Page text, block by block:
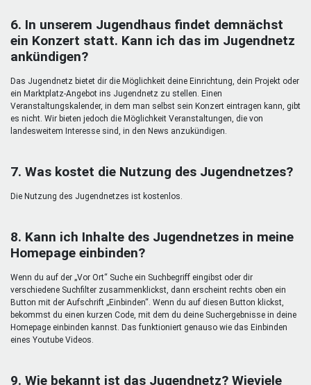
6. In unserem Jugendhaus findet demnächst
ein Konzert statt. Kann ich das im Jugendnetz
ankündigen?
Das Jugendnetz bietet dir die Möglichkeit deine Einrichtung, dein Projekt oder
ein Marktplatz-Angebot ins Jugendnetz zu stellen. Einen
Veranstaltungskalender, in dem man selbst sein Konzert eintragen kann, gibt
es nicht. Wir bieten jedoch die Möglichkeit Veranstaltungen, die von
landesweitem Interesse sind, in den News anzukündigen.
7. Was kostet die Nutzung des Jugendnetzes?
Die Nutzung des Jugendnetzes ist kostenlos.
8. Kann ich Inhalte des Jugendnetzes in meine
Homepage einbinden?
Wenn du auf der „Vor Ort“ Suche ein Suchbegriff eingibst oder dir
verschiedene Suchfilter zusammenklickst, dann erscheint rechts oben ein
Button mit der Aufschrift „Einbinden“. Wenn du auf diesen Button klickst,
bekommst du einen kurzen Code, mit dem du deine Suchergebnisse in deine
Homepage einbinden kannst. Das funktioniert genauso wie das Einbinden
eines Youtube Videos.
9. Wie bekannt ist das Jugendnetz? Wieviele